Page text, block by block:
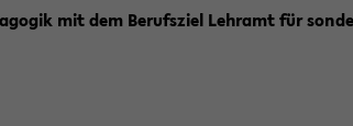
mit dem Berufsziel Lehramt für